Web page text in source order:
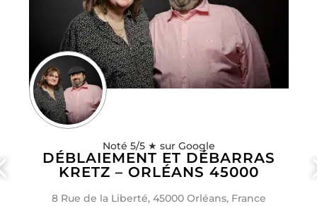
Noté 5/5 ★ sur Google
DÉBLAIEMENT ET DÉBARRAS
KRETZ – ORLÉANS 45000
8 Rue de la Liberté, 45000 Orléans, France